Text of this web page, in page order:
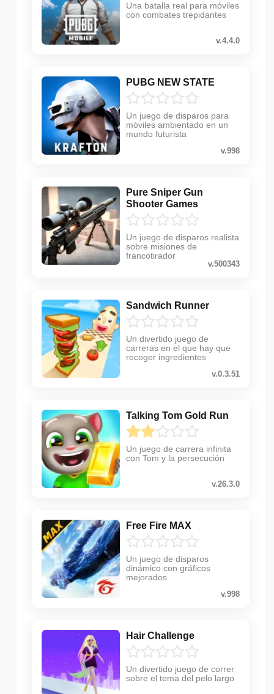
Una batalla real para móviles
con combates trepidantes
v.4.4.0
PUBG NEW STATE
Un juego de disparos para
móviles ambientado en un
mundo futurista
v.998
Pure Sniper Gun
Shooter Games
Un juego de disparos realista
sobre misiones de
francotirador
v.500343
Sandwich Runner
Un divertido juego de
carreras en el que hay que
recoger ingredientes
v.0.3.51
Talking Tom Gold Run
Un juego de carrera infinita
con Tom y la persecución
v.26.3.0
Free Fire MAX
Un juego de disparos
dinámico con gráficos
mejorados
v.998
Hair Challenge
Un divertido juego de correr
sobre el tema del pelo largo